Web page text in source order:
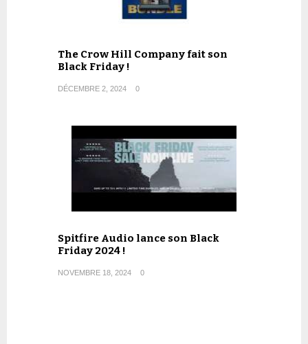
The Crow Hill Company fait son
Black Friday !
DÉCEMBRE 2, 2024 0
Spitfire Audio lance son Black
Friday 2024 !
NOVEMBRE 18, 2024 0